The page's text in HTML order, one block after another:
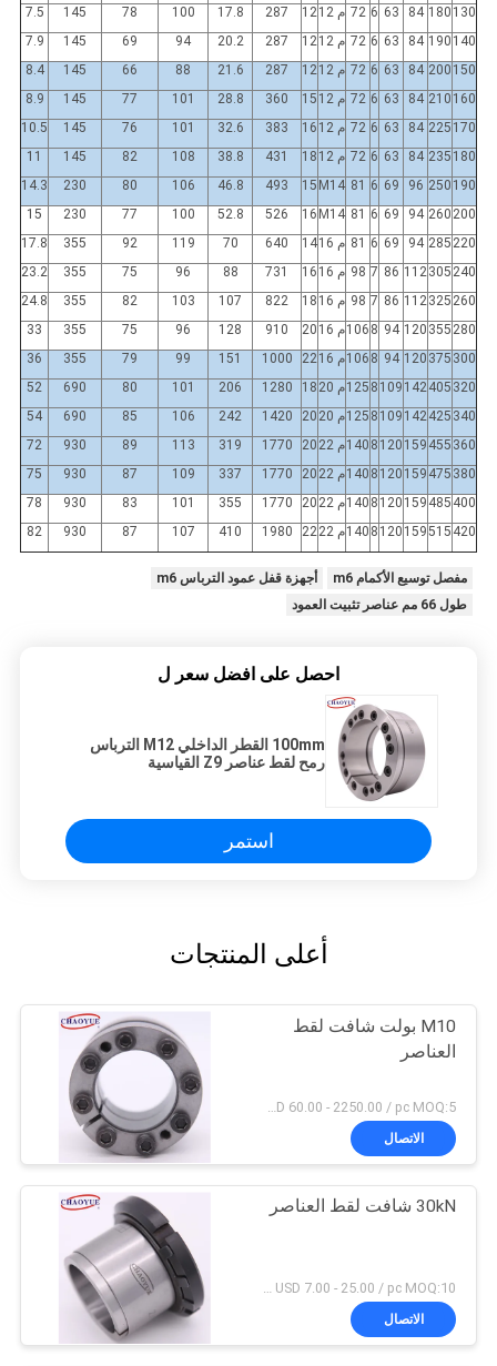
130
180
84
63
6
72 م 12 12
287
17.8
100
78
145
7.5
140
190
84
63
6
72 م 12 12
287
20.2
94
69
145
7.9
150
200
84
63
6
72 م 12 12
287
21.6
88
66
145
8.4
160
210
84
63
6
72 م 12 15
360
28.8
101
77
145
8.9
170
225
84
63
6
72 م 12 16
383
32.6
101
76
145
10.5
180
235
84
63
6
72 م 12 18
431
38.8
108
82
145
11
190
250
96
69
6
81
M14
15
493
46.8
106
80
230
14.3
200
260
94
69
6
81
M14
16
526
52.8
100
77
230
15
220
285
94
69
6
81 م 16 14
640
70
119
92
355
17.8
240
305
112
86
7
98 م 16 16
731
88
96
75
355
23.2
260
325
112
86
7
98 م 16 18
822
107
103
82
355
24.8
280
355
120
94
8
106م 16 20
910
128
96
75
355
33
300
375
120
94
8
106م 16 22
1000
151
99
79
355
36
320
405
142
109
8
125م 20 18
1280
206
101
80
690
52
340
425
142
109
8
125م 20 20
1420
242
106
85
690
54
360
455
159
120
8
140م 22 20
1770
319
113
89
930
72
380
475
159
120
8
140م 22 20
1770
337
109
87
930
75
400
485
159
120
8
140م 22 20
1770
355
101
83
930
78
420
515
159
120
8
140م 22 22
1980
410
107
87
930
82
مفصل توسيع الأكمام m6
أجهزة قفل عمود الترباس m6
طول 66 مم عناصر تثبيت العمود
احصل على افضل سعر ل
100mm القطر الداخلي M12 الترباس
رمح لقط عناصر Z9 القياسية
استمر
أعلى المنتجات
M10 بولت شافت لقط
العناصر
USD 60.00 - 2250.00 / pc MOQ:5 حاسوب
الاتصال
30kN شافت لقط العناصر
USD 7.00 - 25.00 / pc MOQ:10 قطع
الاتصال